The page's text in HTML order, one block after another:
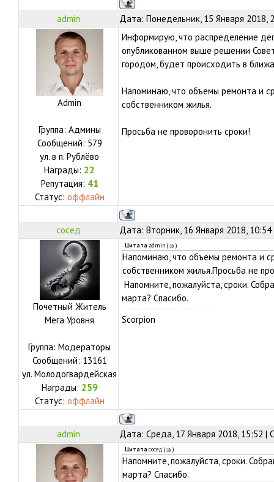
admin Дата: Понедельник, 15 Января 2018,
Admin
Группа: Админы
Сообщений: 579
ул. в п. Рублёво
Награды: 22
Репутация: 41
Статус: оффлайн
Информирую, что распределение
опубликованном выше решении
городом, будет происходить в
Напоминаю, что объемы ремонта и
собственником жилья.
Просьба не проворонить сроки!
сосед Дата: Вторник, 16 Января 2018,
Почетный Житель
Мега Уровня
Группа: Модераторы
Сообщений: 13161
ул. Молодогвардейская
Награды: 259
Статус: оффлайн
Цитата admin ( )
Напоминаю, что объемы ремонта и
собственником жилья.Просьба не
Напомните, пожалуйста, сроки.
марта? Спасибо.
Scorpion
admin Дата: Среда, 17 Января 2018, 15:52 |
Цитата сосед ( )
Напомните, пожалуйста, сроки.
марта? Спасибо.